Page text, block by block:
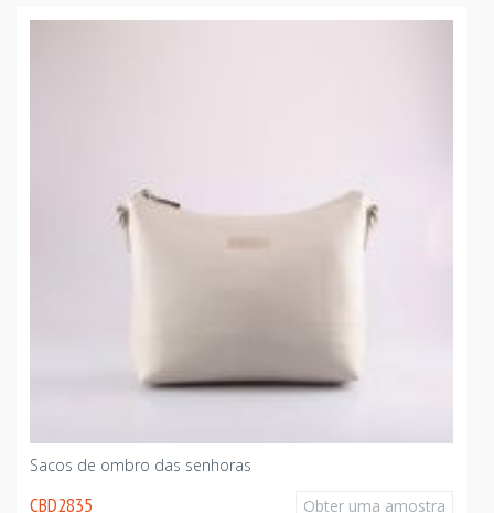
Sacos de ombro das senhoras
CBD2835 Obter uma amostra